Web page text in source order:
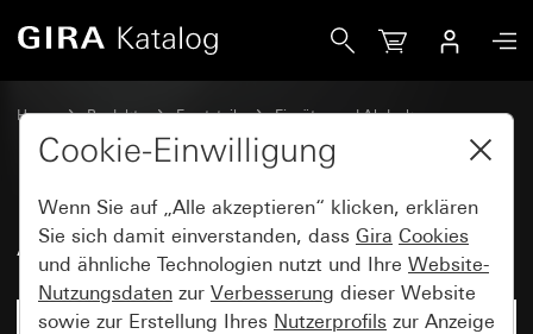
Home Produkte Ersatzteile
Einsätze und Abdeckungen
Schalten und Tasten
Alt - Wippe mit Beschriftungsfeld
Cookie-Einwilligung
Wenn Sie auf „Alle akzeptieren“ klicken, erklären
Sie sich damit einverstanden, dass Gira Cookies
und ähnliche Technologien nutzt und Ihre Website-
Nutzungsdaten zur Verbesserung dieser Website
sowie zur Erstellung Ihres Nutzerprofils zur Anzeige